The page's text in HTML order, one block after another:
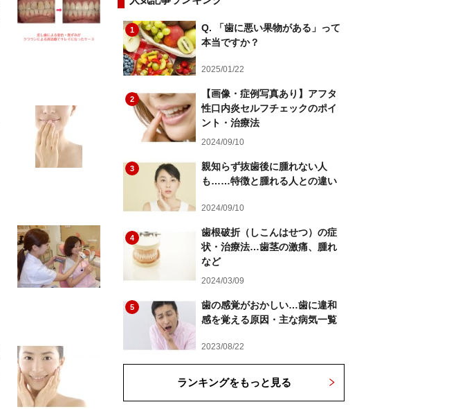
1
Q. 「歯に悪い果物がある」って
本当ですか？
2025/01/22
2
【画像・症例写真あり】アフタ
性口内炎セルフチェックのポイ
ント・治療法
2024/09/10
3
親知らず抜歯後に腫れない人
も……特徴と腫れる人との違い
2024/09/10
4
歯根破折（しこんはせつ）の症
状・治療法…歯茎の激痛、腫れ
など
2024/03/09
5
歯の感覚がおかしい…歯に違和
感を覚える原因・主な病気一覧
2023/08/22
ランキングをもっと見る